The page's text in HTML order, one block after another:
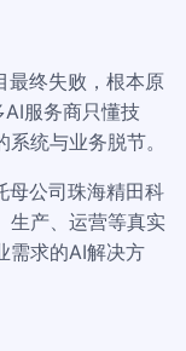
最终失败，根本原
AI服务商只懂技
统与业务脱节。
母公司珠海精田科
生产、运营等真实
需求的AI解决方